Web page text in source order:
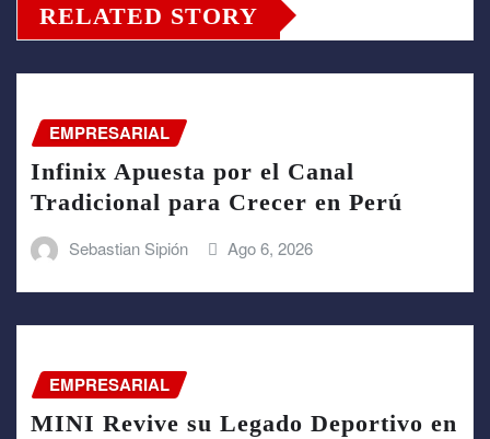
RELATED STORY
EMPRESARIAL
Infinix Apuesta por el Canal
Tradicional para Crecer en Perú
Sebastian Sipión Ago 6, 2026
EMPRESARIAL
MINI Revive su Legado Deportivo en